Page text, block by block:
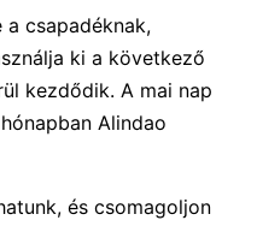
a csapadéknak,
ki a következő
kezdődik. A mai nap
Alindao
és csomagoljon